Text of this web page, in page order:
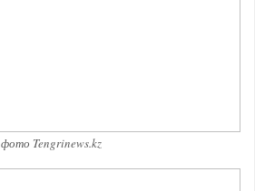
фото Tengrinews.kz